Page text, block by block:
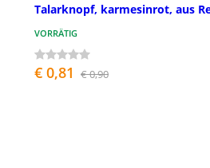
Talarknopf, karmesinrot, aus
VORRÄTIG
€ 0,81 € 0,90